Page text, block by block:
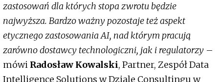
zastosowań dla których stopa zwrotu będzie
najwyższa. Bardzo ważny pozostaje też aspekt
etycznego zastosowania AI, nad którym pracują
zarówno dostawcy technologiczni, jak i regulatorzy –
mówi Radosław Kowalski, Partner, Zespół Data
Intelligence Solutions w Dziale Consultingu w